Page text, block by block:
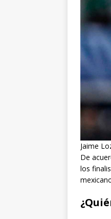
Jaime
De
los